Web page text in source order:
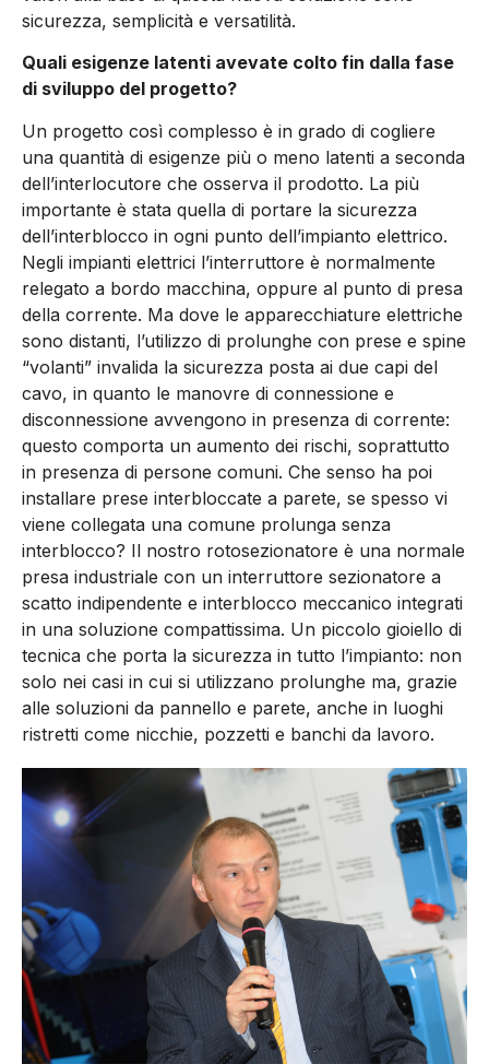
sicurezza, semplicità e versatilità.
Quali esigenze latenti avevate colto fin dalla fase
di sviluppo del progetto?
Un progetto così complesso è in grado di cogliere
una quantità di esigenze più o meno latenti a seconda
dell’interlocutore che osserva il prodotto. La più
importante è stata quella di portare la sicurezza
dell’interblocco in ogni punto dell’impianto elettrico.
Negli impianti elettrici l’interruttore è normalmente
relegato a bordo macchina, oppure al punto di presa
della corrente. Ma dove le apparecchiature elettriche
sono distanti, l’utilizzo di prolunghe con prese e spine
“volanti” invalida la sicurezza posta ai due capi del
cavo, in quanto le manovre di connessione e
disconnessione avvengono in presenza di corrente:
questo comporta un aumento dei rischi, soprattutto
in presenza di persone comuni. Che senso ha poi
installare prese interbloccate a parete, se spesso vi
viene collegata una comune prolunga senza
interblocco? Il nostro rotosezionatore è una normale
presa industriale con un interruttore sezionatore a
scatto indipendente e interblocco meccanico integrati
in una soluzione compattissima. Un piccolo gioiello di
tecnica che porta la sicurezza in tutto l’impianto: non
solo nei casi in cui si utilizzano prolunghe ma, grazie
alle soluzioni da pannello e parete, anche in luoghi
ristretti come nicchie, pozzetti e banchi da lavoro.